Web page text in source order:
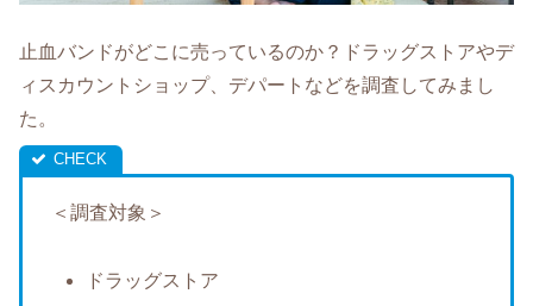
止血バンドがどこに売っているのか？ドラッグストアやデ
ィスカウントショップ、デパートなどを調査してみまし
た。
＜調査対象＞
ドラッグストア